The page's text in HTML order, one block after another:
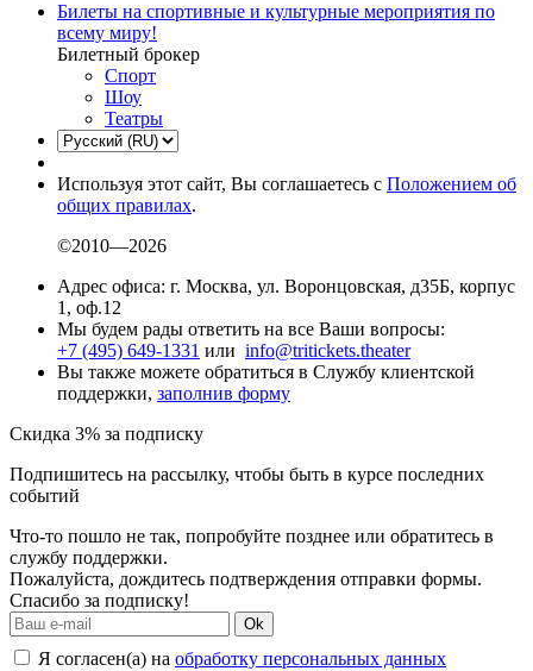
Билеты на спортивные и культурные мероприятия по
всему миру!
Билетный брокер
Спорт
Шоу
Театры
Используя этот сайт, Вы соглашаетесь с Положением об
общих правилах.
©2010—2026
Адрес офиса: г. Москва, ул. Воронцовская, д35Б, корпус
1, оф.12
Мы будем рады ответить на все Ваши вопросы:
+7 (495) 649-1331 или info@tritickets.theater
Вы также можете обратиться в Службу клиентской
поддержки, заполнив форму
Скидка 3% за подписку
Подпишитесь на рассылку, чтобы быть в курсе последних
событий
Что-то пошло не так, попробуйте позднее или обратитесь в
службу поддержки.
Пожалуйста, дождитесь подтверждения отправки формы.
Спасибо за подписку!
Ok
Я согласен(а) на обработку персональных данных